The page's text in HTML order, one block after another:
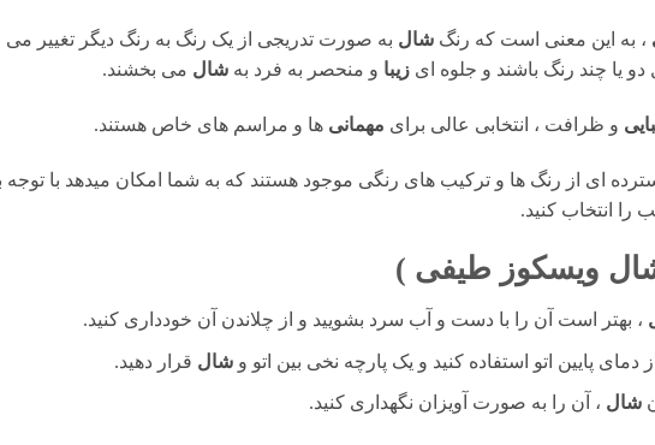
، به این معنی است که رنگ شال به صورت تدریجی از یک رنگ به رنگ دیگر تغییر می
یا چند رنگ باشند و جلوه ای زیبا و منحصر به فرد به شال می بخشند.
و ظرافت ، انتخابی عالی برای مهمانی ها و مراسم های خاص هستند.
ای از رنگ ها و ترکیب های رنگی موجود هستند که به شما امکان میدهد با توجه
را انتخاب کنید.
ویسکوز طیفی )
، بهتر است آن را با دست و آب سرد بشویید و از چلاندن آن خودداری کنید.
پایین اتو استفاده کنید و یک پارچه نخی بین اتو و شال قرار دهید.
شال ، آن را به صورت آویزان نگهداری کنید.